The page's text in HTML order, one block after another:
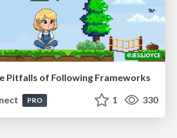
Pitfalls of Following Frameworks
PRO 1 330